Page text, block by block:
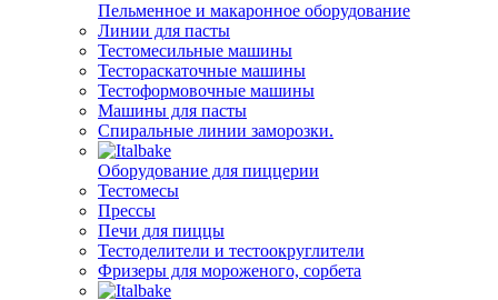
Пельменное и макаронное оборудование
Линии для пасты
Тестомесильные машины
Тестораскаточные машины
Тестоформовочные машины
Машины для пасты
Спиральные линии заморозки.
Оборудование для пиццерии
Тестомесы
Прессы
Печи для пиццы
Тестоделители и тестоокруглители
Фризеры для мороженого, сорбета